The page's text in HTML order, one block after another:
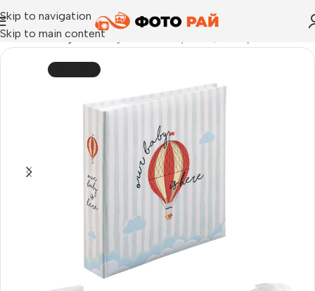
Skip to navigation
Skip to main content
Начало›Албуми›Албуми Our Baby 10х15, 200бр.